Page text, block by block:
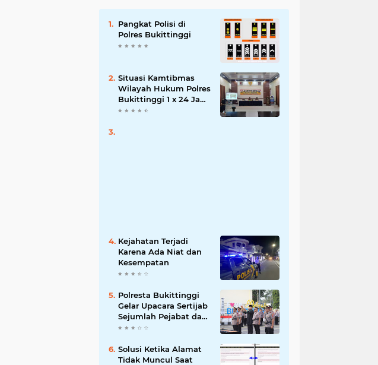
Pangkat Polisi di
Polres Bukittinggi
Situasi Kamtibmas
Wilayah Hukum Polres
Bukittinggi 1 x 24 Jam
Senin 27 Juni 2022
Kejahatan Terjadi
Karena Ada Niat dan
Kesempatan
Polresta Bukittinggi
Gelar Upacara Sertijab
Sejumlah Pejabat dan
laporan Kenaikan
Solusi Ketika Alamat
Tidak Muncul Saat